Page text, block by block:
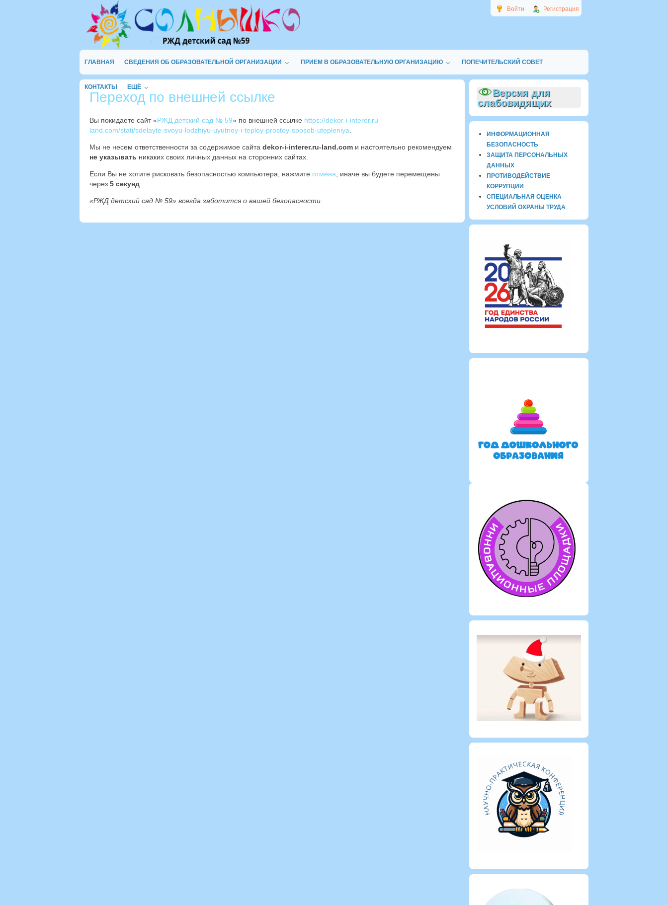
Войти Регистрация
ГЛАВНАЯ СВЕДЕНИЯ ОБ ОБРАЗОВАТЕЛЬНОЙ ОРГАНИЗАЦИИ ПРИЕМ В ОБРАЗОВАТЕЛЬНУЮ ОРГАНИЗАЦИЮ ПОПЕЧИТЕЛЬСКИЙ СОВЕТ
КОНТАКТЫ ЕЩЁ
Переход по внешней ссылке
Вы покидаете сайт «РЖД детский сад № 59» по внешней ссылке https://dekor-i-interer.ru-
land.com/stati/sdelayte-svoyu-lodzhiyu-uyutnoy-i-teploy-prostoy-sposob-utepleniya
Мы не несем ответственности за содержимое сайта dekor-i-interer.ru-land.com и настоятельно рекомендуем
не указывать никаких своих личных данных на сторонних сайтах.
Если Вы не хотите рисковать безопасностью компьютера, нажмите отмена , иначе вы будете перемещены
через 5 секунд
«РЖД детский сад № 59» всегда заботится о вашей безопасности.
Версия для
слабовидящих
ИНФОРМАЦИОННАЯ
БЕЗОПАСНОСТЬ
ЗАЩИТА ПЕРСОНАЛЬНЫХ
ДАННЫХ
ПРОТИВОДЕЙСТВИЕ
КОРРУПЦИИ
СПЕЦИАЛЬНАЯ ОЦЕНКА
УСЛОВИЙ ОХРАНЫ ТРУДА